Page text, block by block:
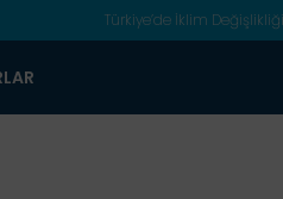
Türkiye’de İklim Değişlikliği